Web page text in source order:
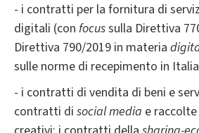
- i contratti per la fornitura di
digitali (con focussulla Direttiva
Direttiva 790/2019 in materia
sulle norme di recepimento in
- i contratti di vendita di beni e
contratti di social media e